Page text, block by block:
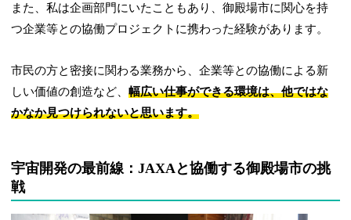
また、私は企画部門にいたこともあり、御殿場市に関心を持
つ企業等との協働プロジェクトに携わった経験があります。
市民の方と密接に関わる業務から、企業等との協働による新
しい価値の創造など、幅広い仕事ができる環境は、他ではな
かなか見つけられないと思います。
宇宙開発の最前線：JAXAと協働する御殿場市の挑
戦